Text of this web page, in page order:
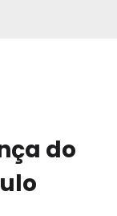
sao paulo
do